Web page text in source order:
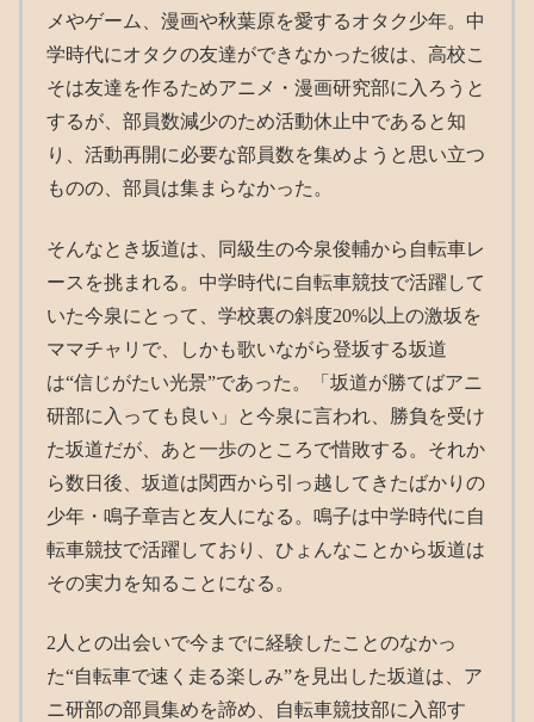
メやゲーム、漫画や秋葉原を愛するオタク少年。中
学時代にオタクの友達ができなかった彼は、高校こ
そは友達を作るためアニメ・漫画研究部に入ろうと
するが、部員数減少のため活動休止中であると知
り、活動再開に必要な部員数を集めようと思い立つ
ものの、部員は集まらなかった。
そんなとき坂道は、同級生の今泉俊輔から自転車レ
ースを挑まれる。中学時代に自転車競技で活躍して
いた今泉にとって、学校裏の斜度20%以上の激坂を
ママチャリで、しかも歌いながら登坂する坂道
は“信じがたい光景”であった。「坂道が勝てばアニ
研部に入っても良い」と今泉に言われ、勝負を受け
た坂道だが、あと一歩のところで惜敗する。それか
ら数日後、坂道は関西から引っ越してきたばかりの
少年・鳴子章吉と友人になる。鳴子は中学時代に自
転車競技で活躍しており、ひょんなことから坂道は
その実力を知ることになる。
2人との出会いで今までに経験したことのなかっ
た“自転車で速く走る楽しみ”を見出した坂道は、ア
ニ研部の部員集めを諦め、自転車競技部に入部す